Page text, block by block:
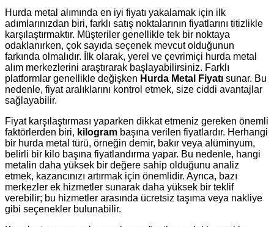
Hurda metal alımında en iyi fiyatı yakalamak için ilk
adımlarınızdan biri, farklı satış noktalarının fiyatlarını titizlikle
karşılaştırmaktır. Müşteriler genellikle tek bir noktaya
odaklanırken, çok sayıda seçenek mevcut olduğunun
farkında olmalıdır. İlk olarak, yerel ve çevrimiçi hurda metal
alım merkezlerini araştırarak başlayabilirsiniz. Farklı
platformlar genellikle değişken Hurda Metal Fiyatı sunar. Bu
nedenle, fiyat aralıklarını kontrol etmek, size ciddi avantajlar
sağlayabilir.
Fiyat karşılaştırması yaparken dikkat etmeniz gereken önemli
faktörlerden biri, kilogram başına verilen fiyatlardır. Herhangi
bir hurda metal türü, örneğin demir, bakır veya alüminyum,
belirli bir kilo başına fiyatlandırma yapar. Bu nedenle, hangi
metalin daha yüksek bir değere sahip olduğunu analiz
etmek, kazancınızı artırmak için önemlidir. Ayrıca, bazı
merkezler ek hizmetler sunarak daha yüksek bir teklif
verebilir; bu hizmetler arasında ücretsiz taşıma veya nakliye
gibi seçenekler bulunabilir.